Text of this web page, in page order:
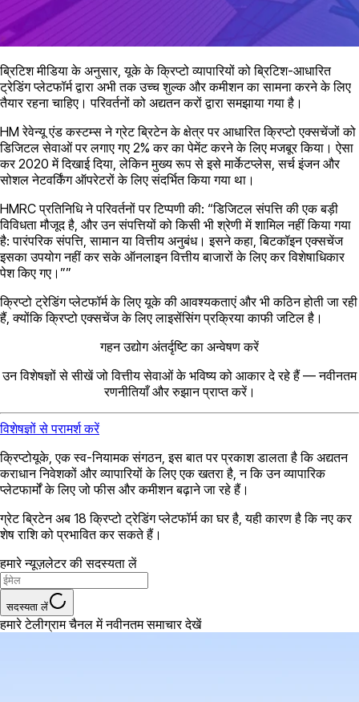
ब्रिटिश मीडिया के अनुसार, यूके के क्रिप्टो व्यापारियों को ब्रिटिश-आधारित
ट्रेडिंग प्लेटफॉर्म द्वारा अभी तक उच्च शुल्क और कमीशन का सामना करने के लिए
तैयार रहना चाहिए। परिवर्तनों को अद्यतन करों द्वारा समझाया गया है।
HM रेवेन्यू एंड कस्टम्स ने ग्रेट ब्रिटेन के क्षेत्र पर आधारित क्रिप्टो एक्सचेंजों को
डिजिटल सेवाओं पर लगाए गए 2% कर का पेमेंट करने के लिए मजबूर किया। ऐसा
कर 2020 में दिखाई दिया, लेकिन मुख्य रूप से इसे मार्केटप्लेस, सर्च इंजन और
सोशल नेटवर्किंग ऑपरेटरों के लिए संदर्भित किया गया था।
HMRC प्रतिनिधि ने परिवर्तनों पर टिप्पणी की: “डिजिटल संपत्ति की एक बड़ी
विविधता मौजूद है, और उन संपत्तियों को किसी भी श्रेणी में शामिल नहीं किया गया
है: पारंपरिक संपत्ति, सामान या वित्तीय अनुबंध। इसने कहा, बिटकॉइन एक्सचेंज
इसका उपयोग नहीं कर सके ऑनलाइन वित्तीय बाजारों के लिए कर विशेषाधिकार
पेश किए गए।””
क्रिप्टो ट्रेडिंग प्लेटफॉर्म के लिए यूके की आवश्यकताएं और भी कठिन होती जा रही
हैं, क्योंकि क्रिप्टो एक्सचेंज के लिए लाइसेंसिंग प्रक्रिया काफी जटिल है।
गहन उद्योग अंतर्दृष्टि का अन्वेषण करें
उन विशेषज्ञों से सीखें जो वित्तीय सेवाओं के भविष्य को आकार दे रहे हैं — नवीनतम
रणनीतियाँ और रुझान प्राप्त करें।
विशेषज्ञों से परामर्श करें
क्रिप्टोयूके, एक स्व-नियामक संगठन, इस बात पर प्रकाश डालता है कि अद्यतन
कराधान निवेशकों और व्यापारियों के लिए एक खतरा है, न कि उन व्यापारिक
प्लेटफार्मों के लिए जो फीस और कमीशन बढ़ाने जा रहे हैं।
ग्रेट ब्रिटेन अब 18 क्रिप्टो ट्रेडिंग प्लेटफॉर्म का घर है, यही कारण है कि नए कर
शेष राशि को प्रभावित कर सकते हैं।
हमारे न्यूज़लेटर की सदस्यता लें
सदस्यता लें
हमारे टेलीग्राम चैनल में नवीनतम समाचार देखें